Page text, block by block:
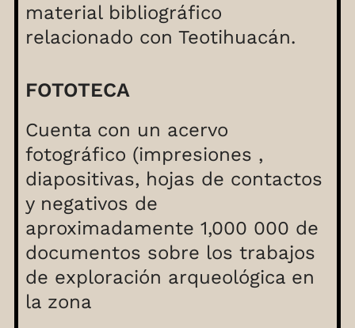
material bibliográfico
relacionado con Teotihuacán.
FOTOTECA
Cuenta con un acervo
fotográfico (impresiones ,
diapositivas, hojas de contactos
y negativos de
aproximadamente 1,000 000 de
documentos sobre los trabajos
de exploración arqueológica en
la zona